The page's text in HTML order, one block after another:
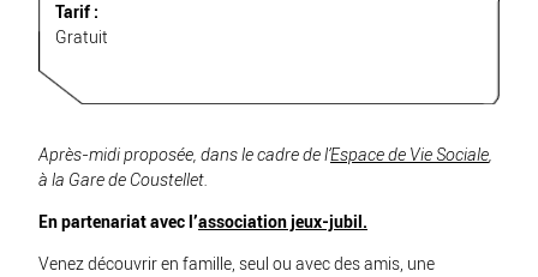
Tarif :
Gratuit
Après-midi proposée, dans le cadre de l’Espace de Vie Sociale,
à la Gare de Coustellet.
En partenariat avec l’association jeux-jubil .
Venez découvrir en famille, seul ou avec des amis, une